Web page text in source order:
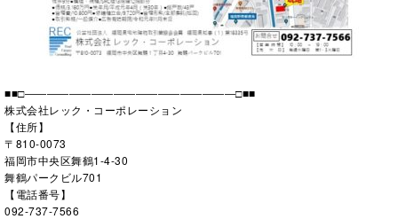
■■□―――――――――――――――――――□■■
株式会社レック・コーポレーション
【住所】
〒810-0073
福岡市中央区舞鶴1-4-30
舞鶴パークビル701
【電話番号】
092-737-7566